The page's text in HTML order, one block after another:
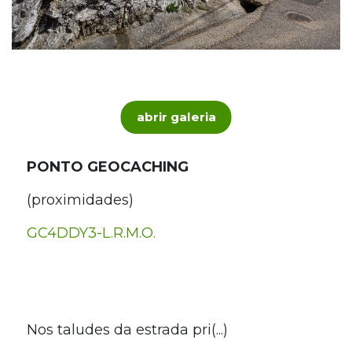
abrir galeria
PONTO GEOCACHING
(proximidades)
GC4DDY3-L.R.M.O.
Nos taludes da estrada pri(...)